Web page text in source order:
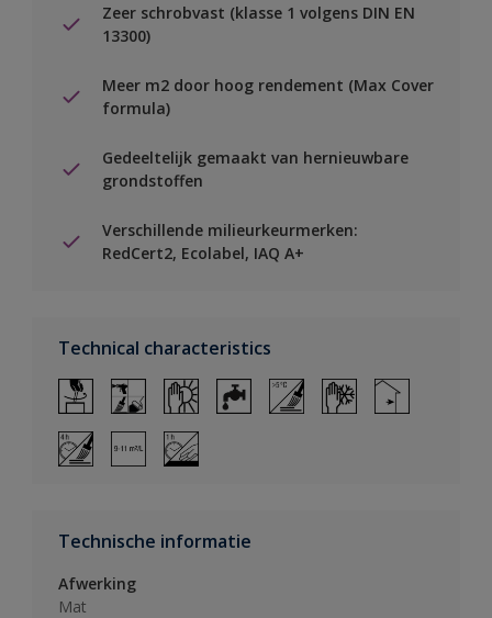
Zeer schrobvast (klasse 1 volgens DIN EN
13300)
Meer m2 door hoog rendement (Max Cover
formula)
Gedeeltelijk gemaakt van hernieuwbare
grondstoffen
Verschillende milieurkeurmerken:
RedCert2, Ecolabel, IAQ A+
Technical characteristics
Technische informatie
Afwerking
Mat